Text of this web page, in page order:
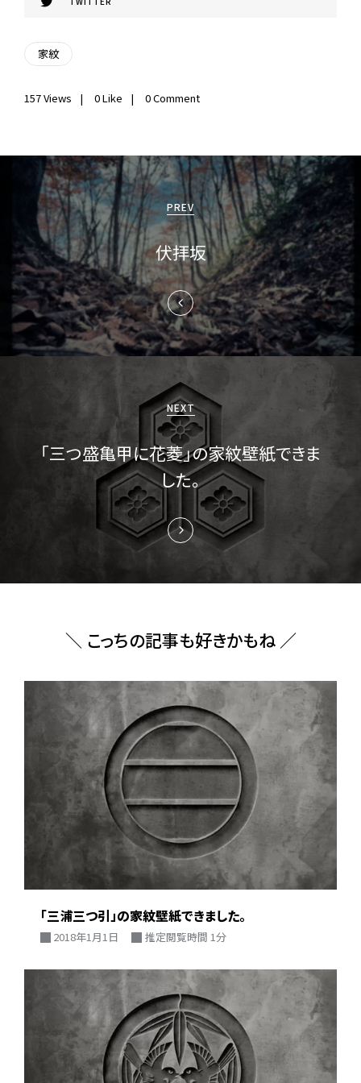
家紋
157Views 0Like 0 Comment
ビ
ゲ
ー
PREV
伏拝坂
NEXT
「三つ盛亀甲に花菱」の家紋壁紙できま
した。
＼ こっちの記事も好きかもね ／
「三浦三つ引」の家紋壁紙できました。
2018年1月1日 推定閲覧時間 1分